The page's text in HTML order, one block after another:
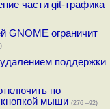
части git-трафика
GNOME ограничит
поддержки
по
мыши (276 –92)